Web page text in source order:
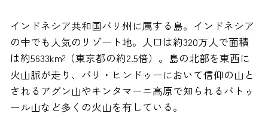
インドネシア共和国バリ州に属する島。インドネシア
の中でも人気のリゾート地。人口は約320万人で面積
は約5633km2（東京都の約2.5倍）。島の北部を東西に
火山脈が走り、バリ・ヒンドゥーにおいて信仰の山と
されるアグン山やキンタマーニ高原で知られるバトゥ
ール山など多くの火山を有している。